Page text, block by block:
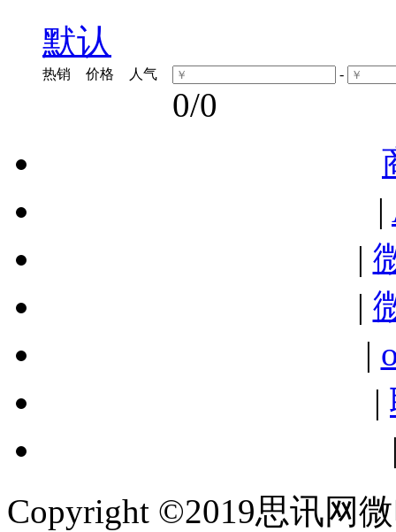
默认
热销 价格 人气 -
0/0
|
|
|
|
|
Copyright ©2019思讯网